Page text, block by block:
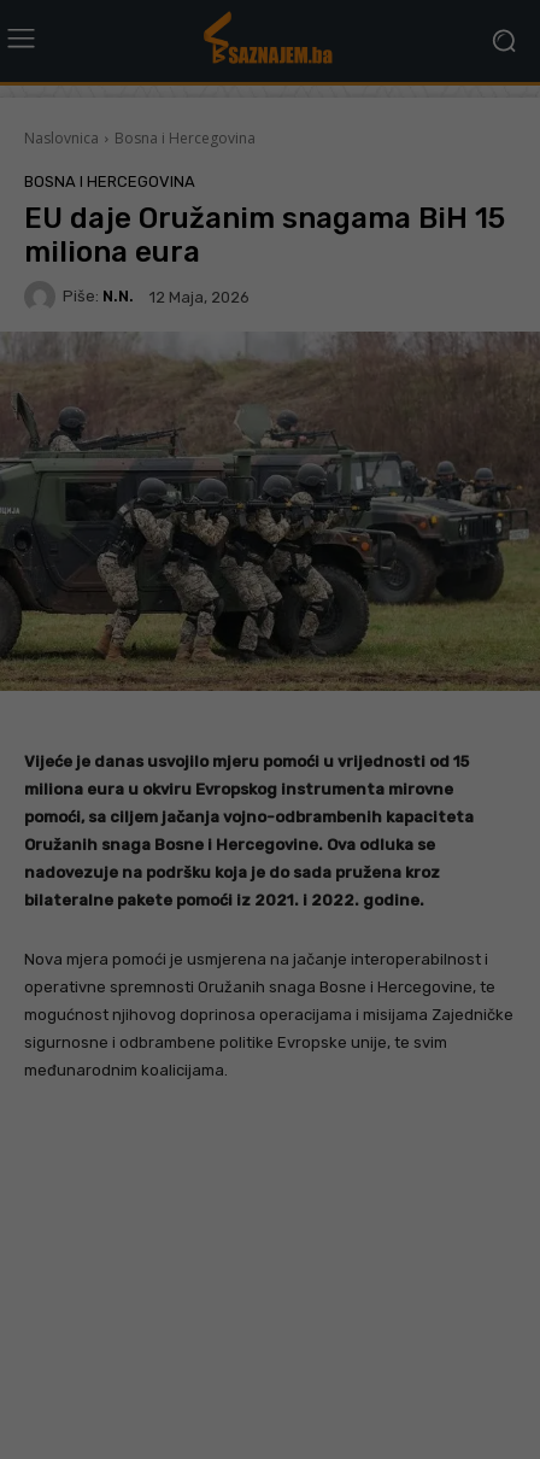
Naslovnica Bosna i Hercegovina
BOSNA I HERCEGOVINA
EU daje Oružanim snagama BiH 15
miliona eura
Piše: N.N. 12 Maja, 2026
Vijeće je danas usvojilo mjeru pomoći u vrijednosti od 15
miliona eura u okviru Evropskog instrumenta mirovne
pomoći, sa ciljem jačanja vojno-odbrambenih kapaciteta
Oružanih snaga Bosne i Hercegovine. Ova odluka se
nadovezuje na podršku koja je do sada pružena kroz
bilateralne pakete pomoći iz 2021. i 2022. godine.
Nova mjera pomoći je usmjerena na jačanje interoperabilnost i
operativne spremnosti Oružanih snaga Bosne i Hercegovine, te
mogućnost njihovog doprinosa operacijama i misijama Zajedničke
sigurnosne i odbrambene politike Evropske unije, te svim
međunarodnim koalicijama.